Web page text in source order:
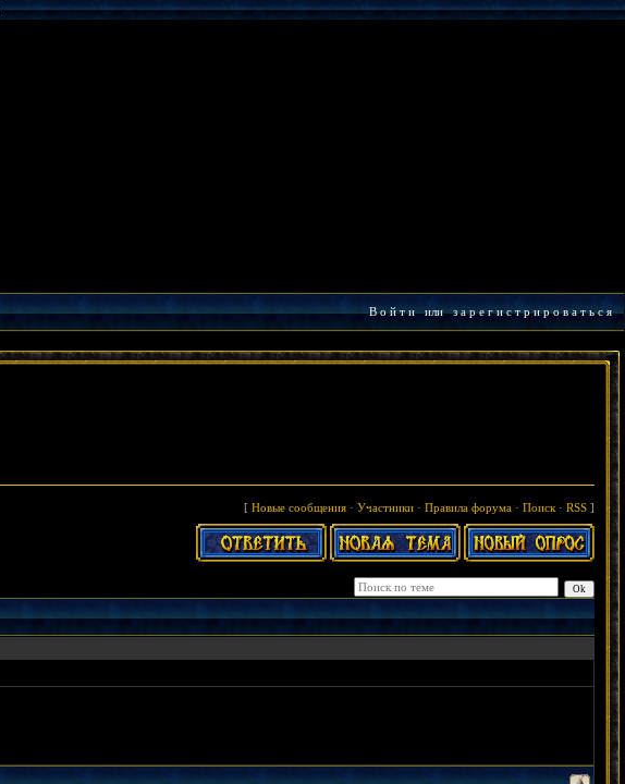
В о й т иилиз а р е г и с т р и р о в а т ь с я
[ Новые сообщения · Участники · Правила форума · Поиск · RSS ]